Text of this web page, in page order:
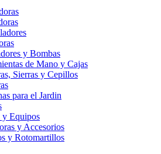
y Bombas
de Mano y Cajas
Sierras y Cepillos
para el Jardin
y Equipos
y Accesorios
y Rotomartillos